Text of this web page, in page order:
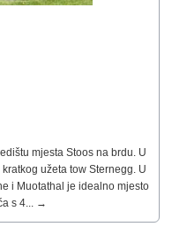
mjesta Stoos na brdu. U
užeta tow Sternegg. U
i Muotathal je idealno mjesto
s 4... →